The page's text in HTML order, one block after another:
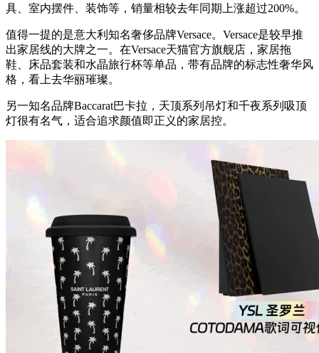
具、室内摆件、装饰等，销量相较去年同期上涨超过200%。
值得一提的是意大利知名奢侈品牌Versace。Versace是较早推
出家居线的大牌之一。在Versace天猫官方旗舰店，家居拖
鞋、床品套装和水晶旅行杯等单品，带有品牌的标志性奢华风
格，看上去华丽璀璨。
另一知名品牌Baccarat巴卡拉，天顶系列吊灯和千夜系列吸顶
灯很有名气，适合追求颜值即正义的家居控。